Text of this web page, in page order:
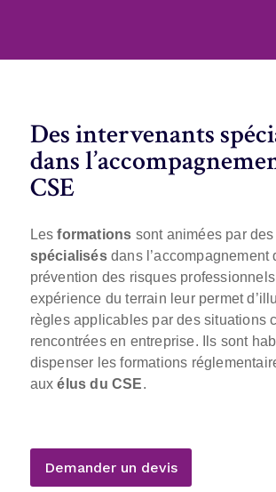
Des intervenants
dans
CSE
Les formations sont animées par des
spécialisésdans l’accompagnement
prévention des risques
expérience du terrain leur permet
règles applicables par des situations
rencontrées en entreprise. Ils sont
dispenser les formations
auxélus du CSE.
Demander un devis